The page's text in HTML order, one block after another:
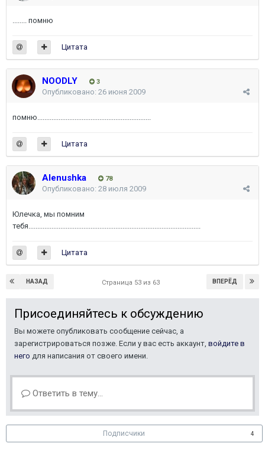
........ помню
Цитата
NOODLY 3
Опубликовано: 26 июня 2009
помню................................................................
Цитата
Alenushka 78
Опубликовано: 28 июля 2009
Юлечка, мы помним
тебя.................................................................................................
Цитата
НАЗАД ВПЕРЁД
Страница 53 из 63
Присоединяйтесь к обсуждению
Вы можете опубликовать сообщение сейчас, а
зарегистрироваться позже. Если у вас есть аккаунт, войдите в
него для написания от своего имени.
Ответить в тему...
Подписчики 4